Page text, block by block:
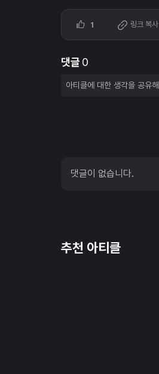
1 링크 복사
댓글 0
댓글이 없습니다.
추천 아티클